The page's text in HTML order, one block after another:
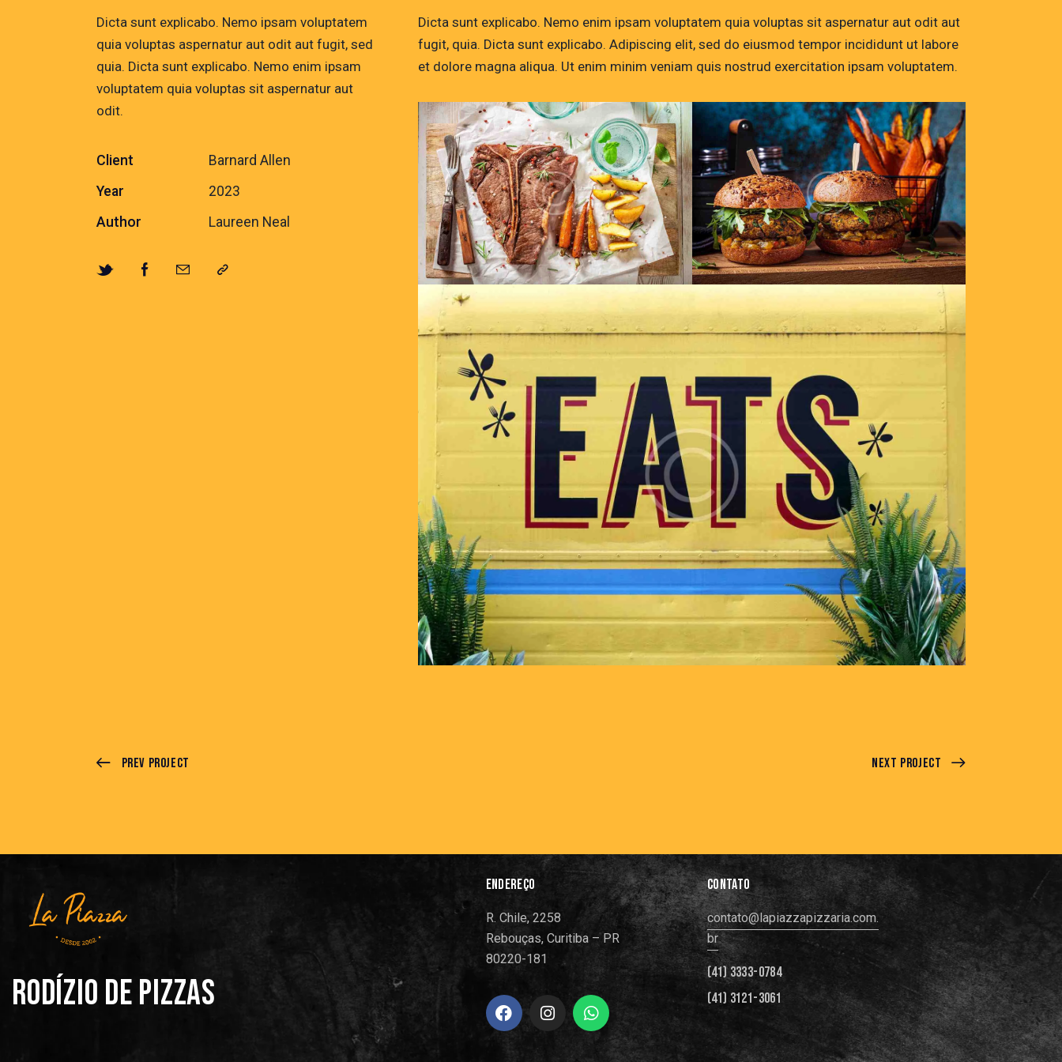
Dicta sunt explicabo. Nemo ipsam voluptatem
quia voluptas aspernatur aut odit aut fugit, sed
quia. Dicta sunt explicabo. Nemo enim ipsam
voluptatem quia voluptas sit aspernatur aut
odit.
Client
Barnard Allen
Year
2023
Author
Laureen Neal
Dicta sunt explicabo. Nemo enim ipsam voluptatem quia voluptas sit aspernatur aut odit aut
fugit, quia. Dicta sunt explicabo. Adipiscing elit, sed do eiusmod tempor incididunt ut labore
et dolore magna aliqua. Ut enim minim veniam quis nostrud exercitation ipsam voluptatem.
Prev Project Next Project
RODÍZIO DE PIZZAS
ENDEREÇO
R. Chile, 2258
Rebouças, Curitiba – PR
80220-181
CONTATO
contato@lapiazzapizzaria.com.
br
(41) 3333-0784
(41) 3121-3061